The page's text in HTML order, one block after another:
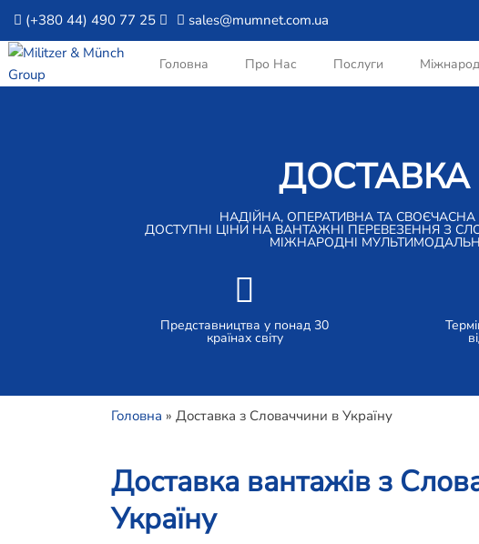
(+380 44) 490 77 25 sales@mumnet.com.ua
Головна
Про Нас Послуги
ДОСТАВКА
НАДІЙНА, ОПЕРАТИВНА ТА
ДОСТУПНІ ЦІНИ НА ВАНТАЖНІ ПЕРЕВЕЗЕННЯ З
МІЖНАРОДНІ
Представництва у понад 30
країнах світу
Головна » Доставка з Словаччини в Україну
Доставка вантажів з
Україну